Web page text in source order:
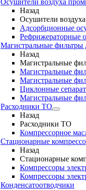
Осушители воздуха
Назад
Осушители
Адсорбционные
Рефрижераторные
Магистральные фильтры
Назад
Магистральные
Магистральные
Магистральные
Циклонные
Магистральные
Расходники ТО
Назад
Расходники ТО
Компрессорное
Стационарные
Назад
Стационарные
Компрессоры
Компрессоры
Конденсатоотводчики